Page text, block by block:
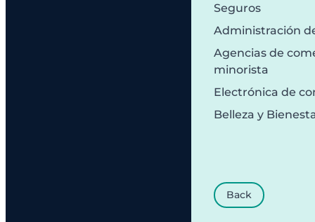
Seguros
Administración
Agencias de
minorista
Electrónica de
Belleza y
Back